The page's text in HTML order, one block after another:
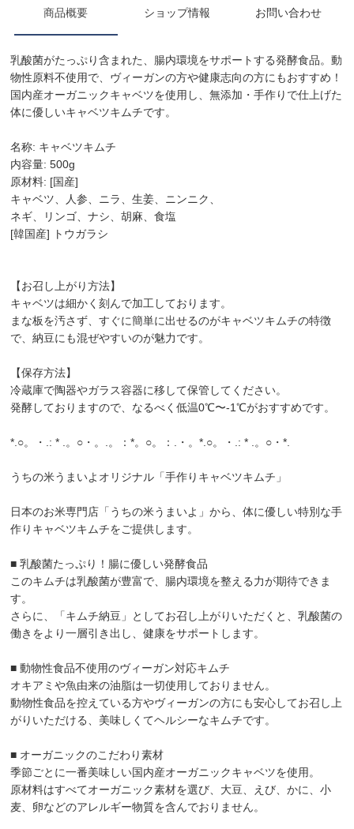
商品概要 ショップ情報 お問い合わせ
乳酸菌がたっぷり含まれた、腸内環境をサポートする発酵食品。動
物性原料不使用で、ヴィーガンの方や健康志向の方にもおすすめ！
国内産オーガニックキャベツを使用し、無添加・手作りで仕上げた
体に優しいキャベツキムチです。
名称: キャベツキムチ
内容量: 500g
原材料: [国産]
キャベツ、人参、ニラ、生姜、ニンニク、
ネギ、リンゴ、ナシ、胡麻、食塩
[韓国産] トウガラシ
【お召し上がり方法】
キャベツは細かく刻んで加工しております。
まな板を汚さず、すぐに簡単に出せるのがキャベツキムチの特徴
で、納豆にも混ぜやすいのが魅力です。
【保存方法】
冷蔵庫で陶器やガラス容器に移して保管してください。
発酵しておりますので、なるべく低温0℃〜-1℃がおすすめです。
*.○。・.: * .。○・。.。：*。○。：.・。*.○。・.: * .。○・*.
うちの米うまいよオリジナル「手作りキャベツキムチ」
日本のお米専門店「うちの米うまいよ」から、体に優しい特別な手
作りキャベツキムチをご提供します。
■ 乳酸菌たっぷり！腸に優しい発酵食品
このキムチは乳酸菌が豊富で、腸内環境を整える力が期待できま
す。
さらに、「キムチ納豆」としてお召し上がりいただくと、乳酸菌の
働きをより一層引き出し、健康をサポートします。
■ 動物性食品不使用のヴィーガン対応キムチ
オキアミや魚由来の油脂は一切使用しておりません。
動物性食品を控えている方やヴィーガンの方にも安心してお召し上
がりいただける、美味しくてヘルシーなキムチです。
■ オーガニックのこだわり素材
季節ごとに一番美味しい国内産オーガニックキャベツを使用。
原材料はすべてオーガニック素材を選び、大豆、えび、かに、小
麦、卵などのアレルギー物質を含んでおりません。